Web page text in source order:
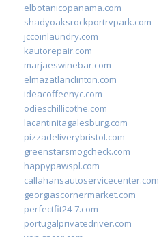
elbotanicopanama.com
shadyoaksrockportrvpark.com
jccoinlaundry.com
kautorepair.com
marjaeswinebar.com
elmazatlanclinton.com
ideacoffeenyc.com
odieschillicothe.com
lacantinitagalesburg.com
pizzadeliverybristol.com
greenstarsmogcheck.com
happypawspl.com
callahansautoservicecenter.com
georgiascornermarket.com
perfectfit24-7.com
portugalprivatedriver.com